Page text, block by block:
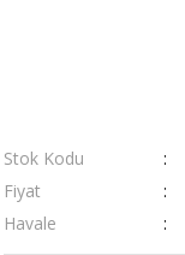
Stok Kodu
Fiyat
Havale